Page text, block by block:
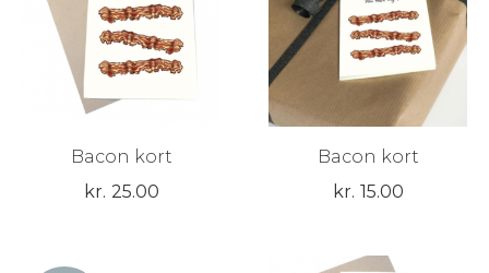
Bacon kort
kr. 25.00
Bacon kort
kr. 15.00